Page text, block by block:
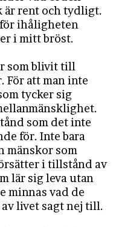
är rent och tydligt.
ihåligheten
i mitt bröst.
som blivit till
För att man inte
tycker sig
som det inte
för. Inte bara
mänskor som
i tillstånd av
lär sig leva utan
minnas vad de
livet sagt nej till.